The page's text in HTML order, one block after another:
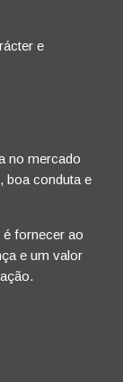
e
no mercado
boa conduta e
fornecer ao
e um valor